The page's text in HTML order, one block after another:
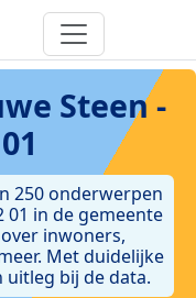
Steen -
250 onderwerpen
01 in de gemeente
inwoners,
Met duidelijke
uitleg bij de data.